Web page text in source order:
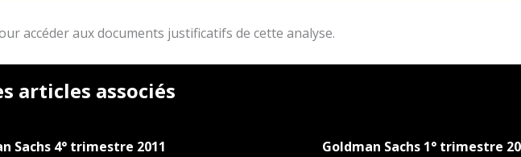
accéder aux documents justificatifs de cette analyse.
articles associés
Sachs 4° trimestre 2011
Goldman Sachs 1° trimestre